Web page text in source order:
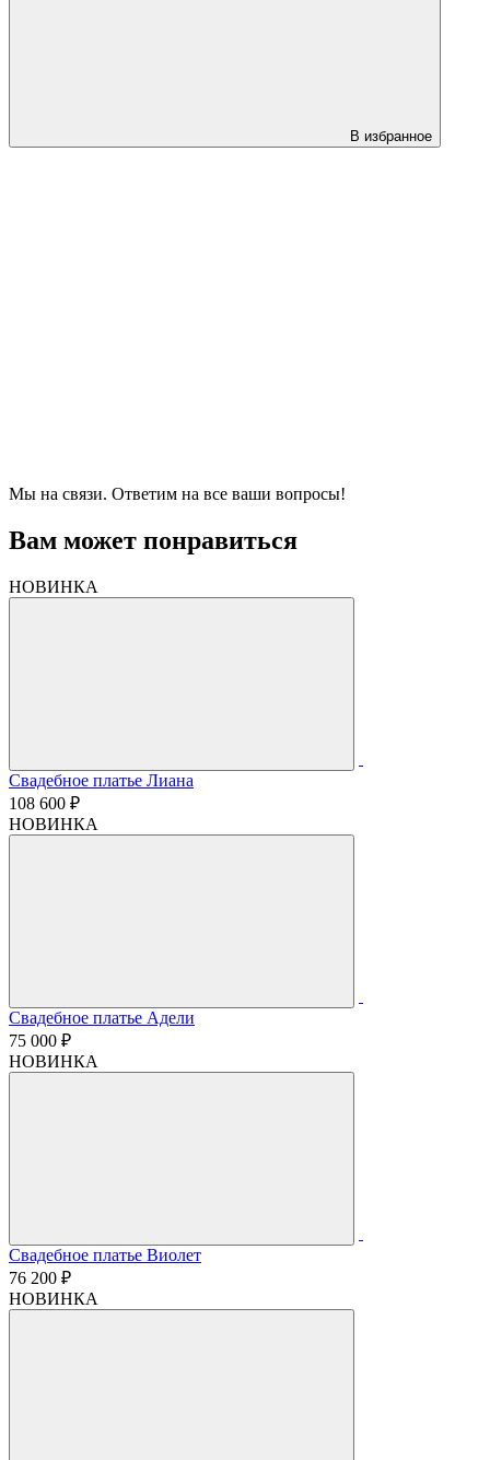
В избранное
Мы на связи. Ответим на все ваши вопросы!
Вам может понравиться
НОВИНКА
Свадебное платье Лиана
108 600 ₽
НОВИНКА
Свадебное платье Адели
75 000 ₽
НОВИНКА
Свадебное платье Виолет
76 200 ₽
НОВИНКА